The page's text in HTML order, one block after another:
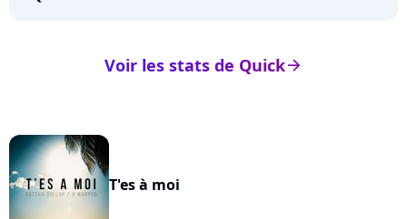
arrow_right
Voir les stats de Quick
T'es à moi